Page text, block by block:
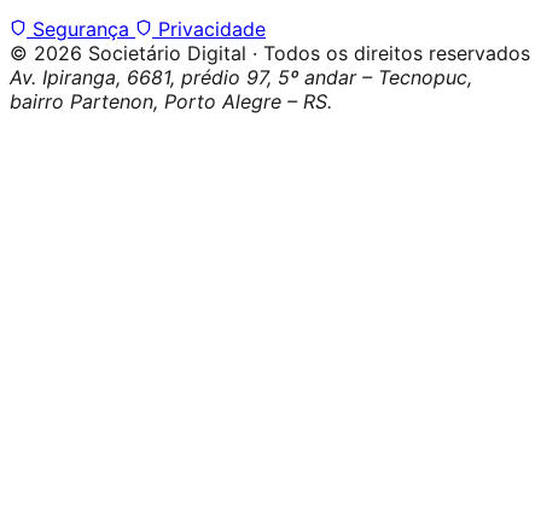
Segurança
Privacidade
© 2026 Societário Digital · Todos os direitos reservados
Av. Ipiranga, 6681, prédio 97, 5º andar – Tecnopuc,
bairro Partenon, Porto Alegre – RS.